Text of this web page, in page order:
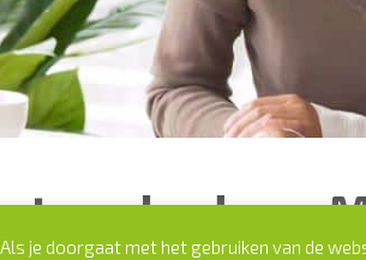
aanbod van
Als je doorgaat met het gebruiken van de